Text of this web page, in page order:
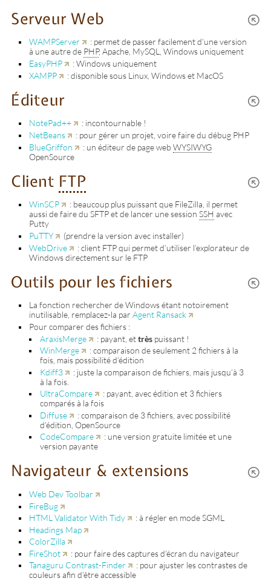
Serveur Web
WAMPServer
: permet de passer facilement d’une version
à une autre de PHP, Apache, MySQL, Windows uniquement
EasyPHP
: Windows uniquement
XAMPP
: disponible sous Linux, Windows et MacOS
Éditeur
NotePad++
: incontournable !
NetBeans
: pour gérer un projet, voire faire du débug PHP
BlueGriffon
: un éditeur de page webWYSIWYG
OpenSource
Client FTP
WinSCP
: beaucoup plus puissant que FileZilla, il permet
aussi de faire du SFTP et de lancer une sessionSSH avec
Putty
PuTTY
(prendre la version avec installer)
WebDrive
: client FTP qui permet d’utiliser l’explorateur de
Windows directement sur le FTP
Outils pour les fichiers
La fonction rechercher de Windows étant notoirement
inutilisable, remplacez-la parAgent Ransack
Pour comparer des fichiers :
AraxisMerge
: payant, ettrès puissant !
WinMerge
: comparaison de seulement 2 fichiers à la
fois, mais possibilité d’édition
Kdiff3
: juste la comparaison de fichiers, mais jusqu’à 3
à la fois.
UltraCompare
: payant, avec édition et 3 fichiers
comparés à la fois
Diffuse
: comparaison de 3 fichiers, avec possibilité
d’édition, OpenSource
CodeCompare
: une version gratuite limitée et une
version payante
Navigateur & extensions
Web Dev Toolbar
FireBug
HTML Validator With Tidy
: à régler en mode SGML
Headings Map
ColorZilla
FireShot
: pour faire des captures d’écran du navigateur
Tanaguru Contrast-Finder
: pour ajuster les contrastes de
couleurs afin d’être accessible